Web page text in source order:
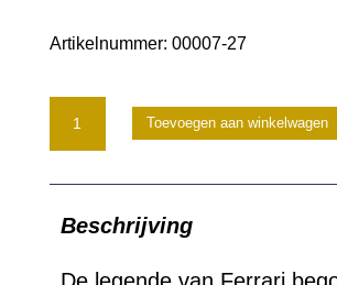
Artikelnummer: 00007-27
Ferrari
Brut
1,5
ltr.
Toevoegen aan winkelwagen
Beschrijving